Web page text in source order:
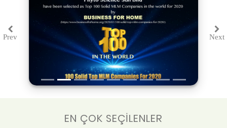
PrevPrevious Next
EN ÇOK SEÇİLENLER